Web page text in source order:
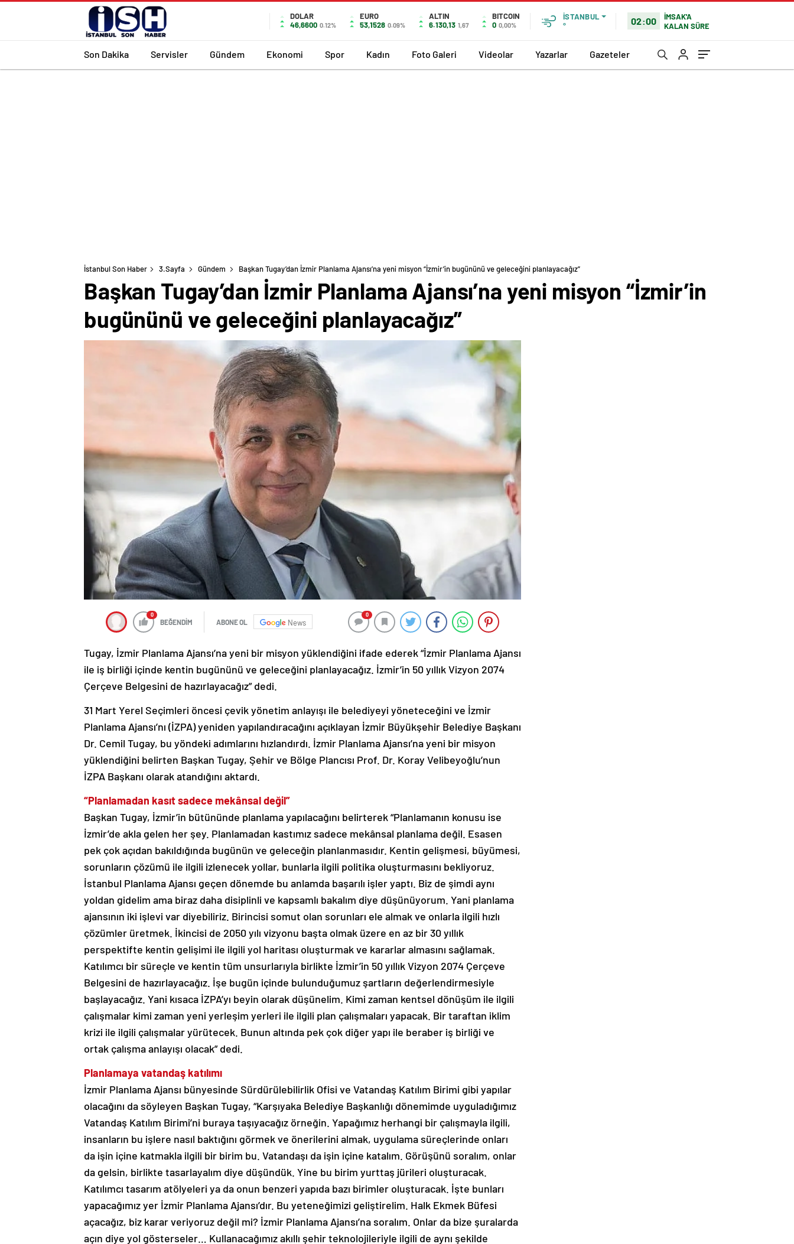
DOLAR
46,6600 0.12%
EURO
53,1528 0.09%
ALTIN
6.130,13 1,67
BITCOIN
0 0,00%
İSTANBUL
°
02:00
İMSAK'A
KALAN SÜRE
Son Dakika Servisler Gündem Ekonomi Spor Kadın Foto Galeri Videolar Yazarlar Gazeteler
İstanbul Son Haber 3.Sayfa Gündem Başkan Tugay’dan İzmir Planlama Ajansı’na yeni misyon “İzmir’in bugününü ve geleceğini planlayacağız”
Başkan Tugay’dan İzmir Planlama Ajansı’na yeni misyon “İzmir’in
bugününü ve geleceğini planlayacağız”
0
BEĞENDİM ABONE OL News
0
Tugay, İzmir Planlama Ajansı’na yeni bir misyon yüklendiğini ifade ederek “İzmir Planlama Ajansı
ile iş birliği içinde kentin bugününü ve geleceğini planlayacağız. İzmir’in 50 yıllık Vizyon 2074
Çerçeve Belgesini de hazırlayacağız” dedi.
31 Mart Yerel Seçimleri öncesi çevik yönetim anlayışı ile belediyeyi yöneteceğini ve İzmir
Planlama Ajansı’nı (İZPA) yeniden yapılandıracağını açıklayan İzmir Büyükşehir Belediye Başkanı
Dr. Cemil Tugay, bu yöndeki adımlarını hızlandırdı. İzmir Planlama Ajansı’na yeni bir misyon
yüklendiğini belirten Başkan Tugay, Şehir ve Bölge Plancısı Prof. Dr. Koray Velibeyoğlu’nun
İZPA Başkanı olarak atandığını aktardı.
“Planlamadan kasıt sadece mekânsal değil”
Başkan Tugay, İzmir’in bütününde planlama yapılacağını belirterek “Planlamanın konusu ise
İzmir’de akla gelen her şey. Planlamadan kastımız sadece mekânsal planlama değil. Esasen
pek çok açıdan bakıldığında bugünün ve geleceğin planlanmasıdır. Kentin gelişmesi, büyümesi,
sorunların çözümü ile ilgili izlenecek yollar, bunlarla ilgili politika oluşturmasını bekliyoruz.
İstanbul Planlama Ajansı geçen dönemde bu anlamda başarılı işler yaptı. Biz de şimdi aynı
yoldan gidelim ama biraz daha disiplinli ve kapsamlı bakalım diye düşünüyorum. Yani planlama
ajansının iki işlevi var diyebiliriz. Birincisi somut olan sorunları ele almak ve onlarla ilgili hızlı
çözümler üretmek. İkincisi de 2050 yılı vizyonu başta olmak üzere en az bir 30 yıllık
perspektifte kentin gelişimi ile ilgili yol haritası oluşturmak ve kararlar almasını sağlamak.
Katılımcı bir süreçle ve kentin tüm unsurlarıyla birlikte İzmir’in 50 yıllık Vizyon 2074 Çerçeve
Belgesini de hazırlayacağız. İşe bugün içinde bulunduğumuz şartların değerlendirmesiyle
başlayacağız. Yani kısaca İZPA’yı beyin olarak düşünelim. Kimi zaman kentsel dönüşüm ile ilgili
çalışmalar kimi zaman yeni yerleşim yerleri ile ilgili plan çalışmaları yapacak. Bir taraftan iklim
krizi ile ilgili çalışmalar yürütecek. Bunun altında pek çok diğer yapı ile beraber iş birliği ve
ortak çalışma anlayışı olacak” dedi.
Planlamaya vatandaş katılımı
İzmir Planlama Ajansı bünyesinde Sürdürülebilirlik Ofisi ve Vatandaş Katılım Birimi gibi yapılar
olacağını da söyleyen Başkan Tugay, “Karşıyaka Belediye Başkanlığı dönemimde uyguladığımız
Vatandaş Katılım Birimi’ni buraya taşıyacağız örneğin. Yapağımız herhangi bir çalışmayla ilgili,
insanların bu işlere nasıl baktığını görmek ve önerilerini almak, uygulama süreçlerinde onları
da işin içine katmakla ilgili bir birim bu. Vatandaşı da işin içine katalım. Görüşünü soralım, onlar
da gelsin, birlikte tasarlayalım diye düşündük. Yine bu birim yurttaş jürileri oluşturacak.
Katılımcı tasarım atölyeleri ya da onun benzeri yapıda bazı birimler oluşturacak. İşte bunları
yapacağımız yer İzmir Planlama Ajansı’dır. Bu yeteneğimizi geliştirelim. Halk Ekmek Büfesi
açacağız, biz karar veriyoruz değil mi? İzmir Planlama Ajansı’na soralım. Onlar da bize şuralarda
açın diye yol gösterseler… Kullanacağımız akıllı şehir teknolojileriyle ilgili de aynı şekilde